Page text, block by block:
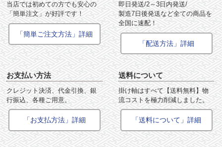
当店では初めての方でも安心の
「簡単注文」が好評です！
「簡単ご注文方法」詳細
即日発送/2～3日内発送/
製造7日後発送など全ての商品を
全国に速配！
「配送方法」詳細
お支払い方法
クレジット決済、代金引換、銀
行振込、各種ご用意。
「お支払方法」詳細
送料について
掛け軸はすべて【送料無料】物
流コストを極力削減しました。
「送料について」詳細